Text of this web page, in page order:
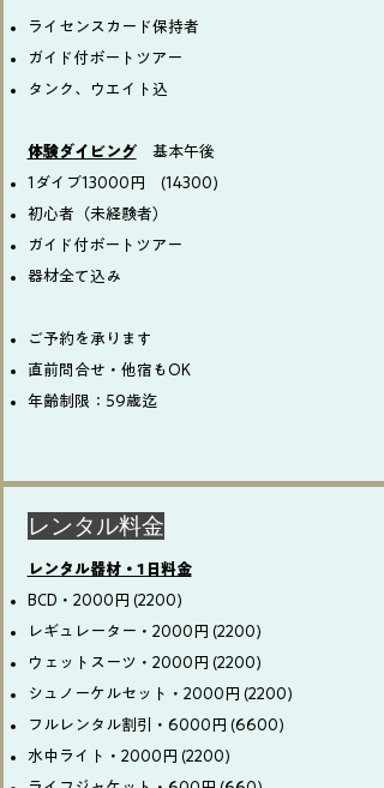
ライセンスカード保持者
ガイド付ボートツアー
タンク、ウエイト込
体験ダイビング基本午後
1ダイブ13000円 (14300)
初心者（未経験者）
ガイド付ボートツアー
器材全て込み
ご予約を承ります
直前問合せ・他宿もOK
​年齢制限：59歳迄
​レンタル料金
レンタル器材・1日料金
BCD・2000円 (2200)
レギュレーター・2000円 (2200)
ウェットスーツ・2000円 (2200)
シュノーケルセット・2000円 (2200)
フルレンタル割引・6000円 (6600)
水中ライト・2000円 (2200)